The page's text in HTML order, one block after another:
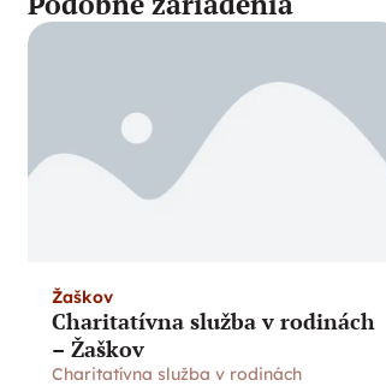
Žaškov
Charitatívna služba v rodinách
– Žaškov
Charitatívna služba v rodinách